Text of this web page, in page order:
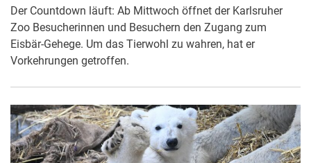
Der Countdown läuft: Ab Mittwoch öffnet der Karlsruher
Zoo Besucherinnen und Besuchern den Zugang zum
Eisbär-Gehege. Um das Tierwohl zu wahren, hat er
Vorkehrungen getroffen.